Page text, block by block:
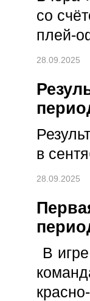
со
плей-
28.09.2025
в
28.09.2025
В